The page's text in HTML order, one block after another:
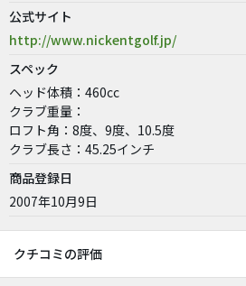
公式サイト
http://www.nickentgolf.jp/
スペック
ヘッド体積：460cc
クラブ重量：
ロフト角：8度、9度、10.5度
クラブ長さ：45.25インチ
商品登録日
2007年10月9日
クチコミの評価